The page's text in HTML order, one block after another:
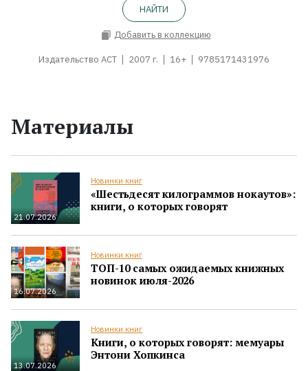
НАЙТИ
Добавить в коллекцию
Издательство АСТ 2007 г. 16+ 9785171431976
Материалы
21.07.2026
Новинки книг
«Шестьдесят килограммов нокаутов»:
книги, о которых говорят
16.07.2026
Новинки книг
ТОП-10 самых ожидаемых книжных
новинок июля-2026
13.07.2026
Новинки книг
Книги, о которых говорят: мемуары
Энтони Хопкинса